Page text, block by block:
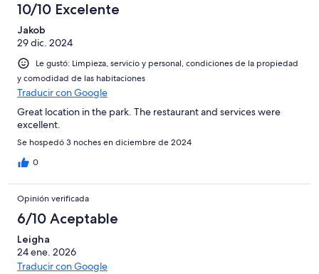
10/10 Excelente
Jakob
29 dic. 2024
Le gustó: Limpieza, servicio y personal, condiciones de la propiedad
y comodidad de las habitaciones
Traducir con Google
Great location in the park. The restaurant and services were
excellent.
Se hospedó 3 noches en diciembre de 2024
0
Opinión verificada
6/10 Aceptable
Leigha
24 ene. 2026
Traducir con Google